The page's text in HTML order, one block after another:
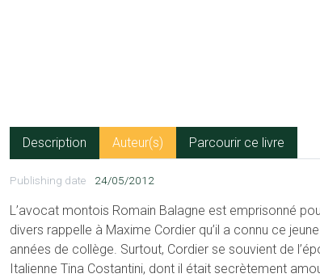
Description Auteur(s) Parcourir ce livre
Publishing date 24/05/2012
L’avocat montois Romain Balagne est emprisonné
divers rappelle à Maxime Cordier qu’il a connu ce
années de collège. Surtout, Cordier se souvient de
Italienne Tina Costantini, dont il était secrètement